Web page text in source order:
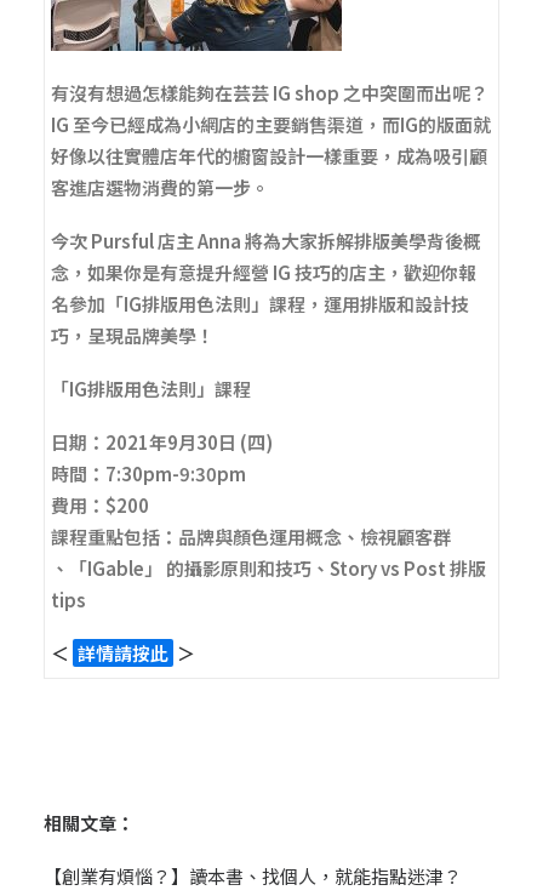
有沒有想過怎樣能夠在芸芸 IG shop 之中突圍而出呢？
IG 至今已經成為小網店的主要銷售渠道，而IG的版面就
好像以往實體店年代的櫥窗設計一樣重要，成為吸引顧
客進店選物消費的第一步。
今次 Pursful 店主 Anna 將為大家拆解排版美學背後概
念，如果你是有意提升經營 IG 技巧的店主，歡迎你報
名參加「IG排版用色法則」課程，運用排版和設計技
巧，呈現品牌美學！
「IG排版用色法則」課程
日期：2021年9月30日 (四)
時間：7:30pm-9:30pm
費用：$200
課程重點包括：品牌與顏色運用概念、檢視顧客群
、「IGable」 的攝影原則和技巧、Story vs Post 排版
tips
＜ 詳情請按此 ＞
相關文章：
【創業有煩惱？】讀本書、找個人，就能指點迷津？